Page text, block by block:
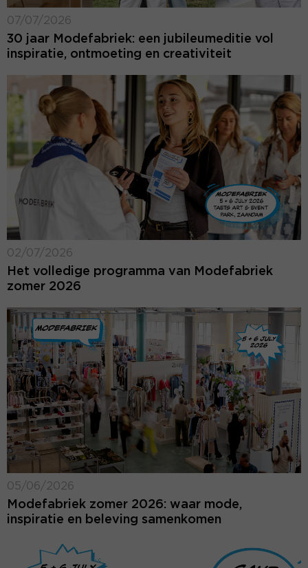
07/07/2026
30 jaar Modefabriek: een jubileumeditie vol
inspiratie, ontmoeting en creativiteit
02/07/2026
Het volledige programma van Modefabriek
zomer 2026
05/06/2026
Modefabriek zomer 2026: waar mode,
inspiratie en beleving samenkomen